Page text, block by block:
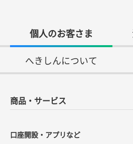
個人のお客さま
へきしんについて
商品・サービス
口座開設・アプリなど